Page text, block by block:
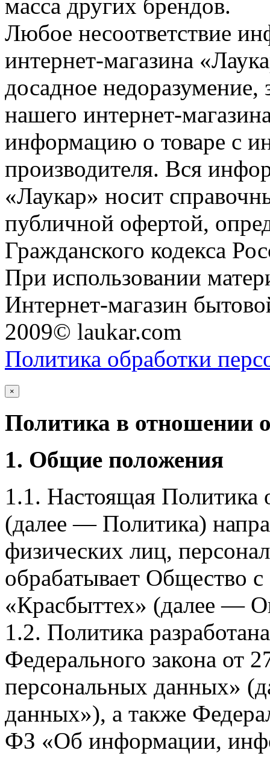
масса других брендов.
Любое несоответствие
интернет-магазина
досадное недоразумение,
нашего интернет-
информацию о товаре с
производителя. Вся
«Лаукар» носит
публичной офертой,
Гражданского кодекса
При использовании
Интернет-магазин
2009© laukar.com
Политика обработки
×
Политика в отношении
1. Общие положения
1.1. Настоящая Политика
(далее — Политика)
физических лиц,
обрабатывает Общество
«Красбыттех» (далее —
1.2. Политика
Федерального закона
персональных данных»
данных»), а также
ФЗ «Об информации,